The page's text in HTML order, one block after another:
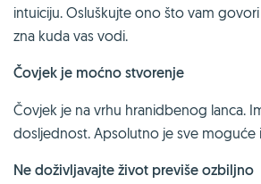
intuiciju. Osluškujte ono što vam
zna kuda vas vodi.
Čovjek je moćno stvorenje
Čovjek je na vrhu hranidbenog lanca.
dosljednost. Apsolutno je sve moguće
Ne doživljavajte život previše ozbiljno